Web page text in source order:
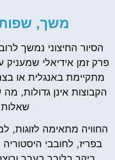
משך,
הסיור החיצוני נמשך
פרק זמן אידיאלי
מתקיימת באנגלית או
הקבוצות אינן גדולות,
שאלות
החוויה מתאימה לזוגות,
בפריז, לחובבי